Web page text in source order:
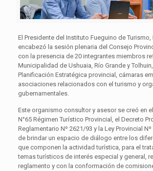
El Presidente del Instituto Fueguino de Turismo,
encabezó la sesión plenaria del Consejo
con la presencia de 20 integrantes miembros
Municipalidad de Ushuaia, Río Grande y
Planificación Estratégica provincial, cámaras
asociaciones relacionados con el turismo y
gubernamentales.
Este organismo consultor y asesor se creó en
N°65 Régimen Turístico Provincial, el Decreto
Reglamentario Nº 2621/93 y la Ley Provincial
de brindar un espacio de diálogo entre los
que componen la actividad turística, para el
temas turísticos de interés especial y general,
reglamento y con la conformación de